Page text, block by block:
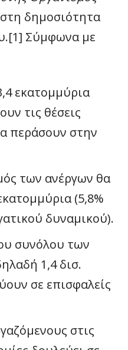
δημοσιότητα
Σύμφωνα με
εκατομμύρια
τις θέσεις
περάσουν στην
των ανέργων θα
(5,8%
δυναμικού).
συνόλου των
1,4 δισ.
σε επισφαλείς
στις